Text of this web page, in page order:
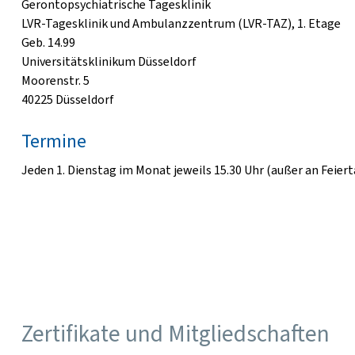
Gerontopsychiatrische Tagesklinik
LVR-Tagesklinik und Ambulanzzentrum (LVR-TAZ), 1. Etage
Geb. 14.99
Universitätsklinikum Düsseldorf
Moorenstr. 5
40225 Düsseldorf
Termine
Jeden 1. Dienstag im Monat jeweils 15.30 Uhr (außer an
Zertifikate und Mitgliedschaften